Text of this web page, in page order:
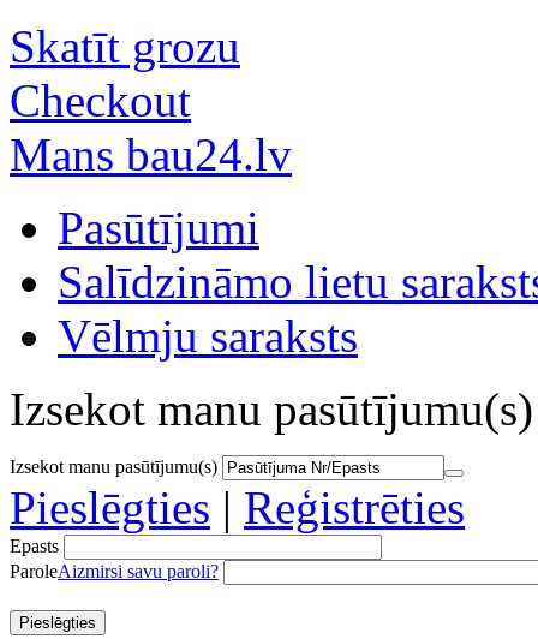
Skatīt grozu
Checkout
Mans bau24.lv
Pasūtījumi
Salīdzināmo lietu
Vēlmju saraksts
Izsekot manu pasūtījumu(s)
Izsekot manu pasūtījumu(s)
Pieslēgties | Reģistrēties
Epasts
ParoleAizmirsi savu paroli?